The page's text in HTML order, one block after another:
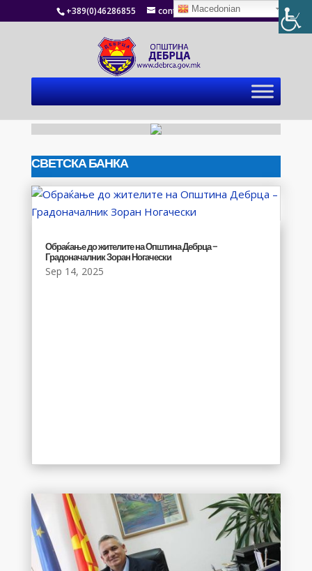
+389(0)46286855 contact@debrca.gov.mk
СВЕТСКА БАНКА
Обраќање до жителите на Општина Дебрца –
Градоначалник Зоран Ногачески
Sep 14, 2025
Macedonian